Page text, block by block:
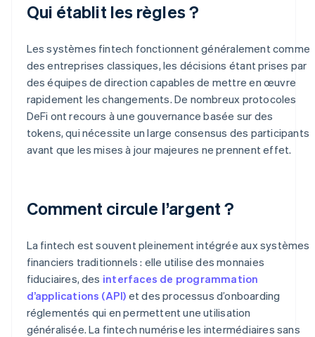
Qui établit les règles ?
Les systèmes fintech fonctionnent généralement comme
des entreprises classiques, les décisions étant prises par
des équipes de direction capables de mettre en œuvre
rapidement les changements. De nombreux protocoles
DeFi ont recours à une gouvernance basée sur des
tokens, qui nécessite un large consensus des participants
avant que les mises à jour majeures ne prennent effet.
Comment circule l’argent ?
La fintech est souvent pleinement intégrée aux systèmes
financiers traditionnels : elle utilise des monnaies
fiduciaires, des interfaces de programmation
d’applications (API) et des processus d’onboarding
réglementés qui en permettent une utilisation
généralisée. La fintech numérise les intermédiaires sans